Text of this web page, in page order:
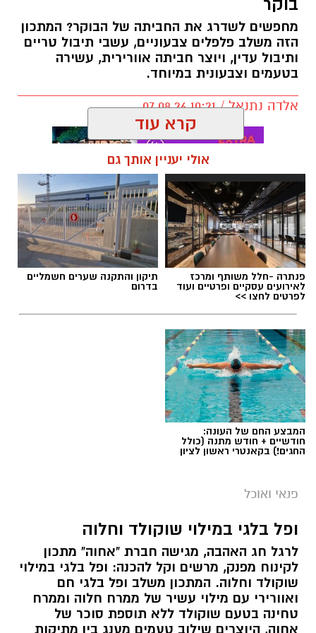
בוקר
מחפשים לשדרג את החביתה של הבוקר? המתכון
הזה משלב פלפלים צבעוניים, עשבי תיבול טריים
ותיבול עדין, ויוצר חביתה אוורירית, עשירה
בטעמים וצבעונית במיוחד.
אלדה נתנאל / 10:21 07.08.26
תגים:חביתת ירק
מצרכים (ל-2 מנות)
½ פלפל אדום, חתוך לקוביות קטנות
½ פלפל צהוב, חתוך לקוביות קטנות
¼ פלפל ירוק, חתוך לקוביות קטנות
½ בצל קטן קצוץ דק (לא חובה)
2 כפות פטרוזיליה קצוצה
קרא עוד
אולי יעניין אותך גם
פנתרה -חלל משותף ומרכז
לאירועים עסקיים ופרטיים ועוד
לפרטים לחצו >>
תיקון והתקנה שערים חשמליים
בדרום
המבצע החם של העונה:
חודשיים + חודש מתנה (כולל
החגים!) בקאנטרי ראשון לציון
פנאי ואוכל
ופל בלגי במילוי שוקולד וחלוה
לרגל חג האהבה, מגישה חברת "אחוה" מתכון
לקינוח מפנק, מרשים וקל להכנה: ופל בלגי במילוי
שוקולד וחלוה. המתכון משלב ופל בלגי חם
ואוורירי עם מילוי עשיר של ממרח חלוה וממרח
טחינה בטעם שוקולד ללא תוספת סוכר של
אחוה, היוצרים שילוב טעמים מענג בין מתיקות